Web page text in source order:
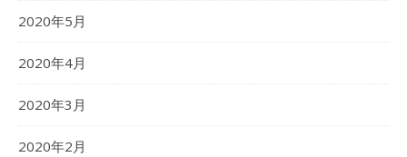
2020年5月
2020年4月
2020年3月
2020年2月